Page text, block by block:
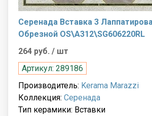
Серенада Вставка 3
Обрезной OS\A312\SG606220RL
264 руб. / шт
Артикул: 289186
Производитель: Kerama Marazzi
Коллекция: Серенада
Тип керамики: Вставки